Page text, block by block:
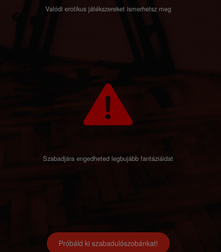
Valódi erotikus játékszereket ismerhetsz meg
Szabadjára engedheted legbujább fantáziáidat
Próbáld ki szabadulószobánkat!